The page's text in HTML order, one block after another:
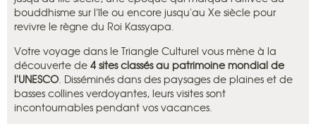
bouddhisme sur l'île ou encore jusqu'au Xe siècle pour
revivre le règne du Roi Kassyapa.
Votre voyage dans le Triangle Culturel vous mène à la
découverte de 4 sites classés au patrimoine mondial de
l'UNESCO. Disséminés dans des paysages de plaines et de
basses collines verdoyantes, leurs visites sont
incontournables pendant vos vacances.